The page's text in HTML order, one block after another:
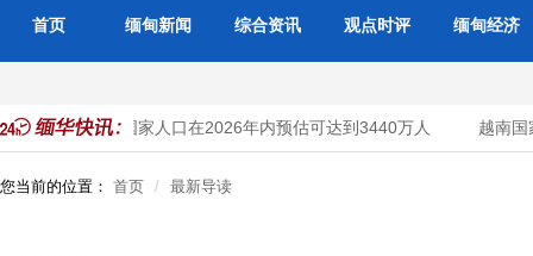
首页 缅甸新闻 综合资讯 观点时评 缅甸经济
马来西亚国家人口在2026年内预估可达到3440万人 越南国
您当前的位置： 首页 最新导读